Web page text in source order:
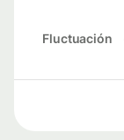
Fluctuación